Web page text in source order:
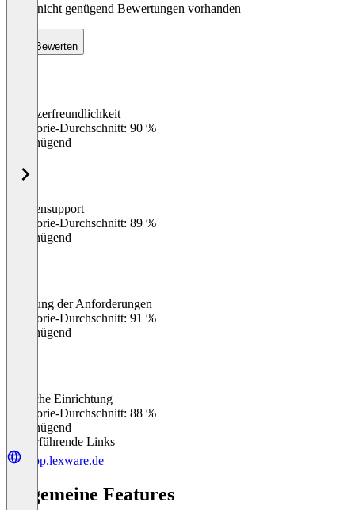
Noch nicht genügend Bewertungen vorhanden
Bewerten
Benutzerfreundlichkeit
Kategorie-Durchschnitt: 90 %
Ungenügend
Kundensupport
Kategorie-Durchschnitt: 89 %
Ungenügend
Erfüllung der Anforderungen
Kategorie-Durchschnitt: 91 %
Ungenügend
Einfache Einrichtung
Kategorie-Durchschnitt: 88 %
Ungenügend
Weiterführende Links
shop.lexware.de
Allgemeine Features